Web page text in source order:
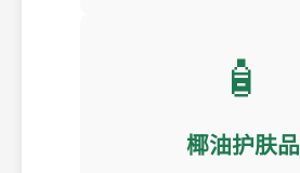
🧴
椰油护肤品